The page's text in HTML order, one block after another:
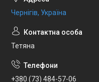
Чернігів, Україна
Тетяна
+380 (73) 484-57-06